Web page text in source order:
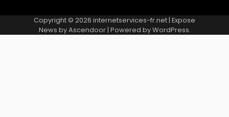
Copyright © 2026 internetservices-fr.net | Expose
News byAscendoor| Powered byWordPress.